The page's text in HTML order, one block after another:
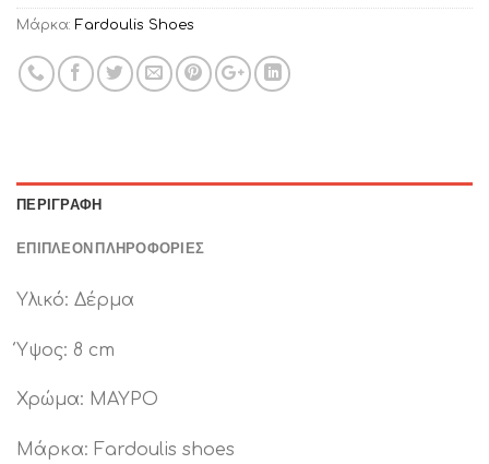
Μάρκα: Fardoulis Shoes
ΠΕΡΙΓΡΑΦΉ
ΕΠΙΠΛΈΟΝ ΠΛΗΡΟΦΟΡΊΕΣ
Υλικό: Δέρμα
Ύψος: 8 cm
Χρώμα: ΜΑΥΡΟ
Μάρκα: Fardoulis shoes